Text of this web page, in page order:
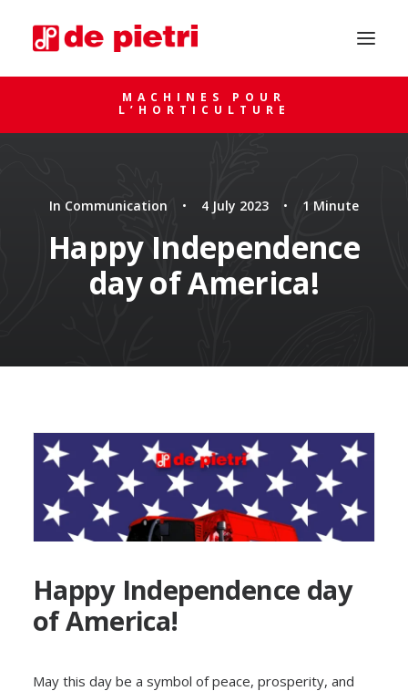
DEMANDE DE CONSEIL
MACHINES POUR
L’HORTICULTURE
In Communication • 4 July 2023 • 1 Minute
Happy Independence
day of America!
Happy Independence day
of America!
May this day be a symbol of peace, prosperity, and